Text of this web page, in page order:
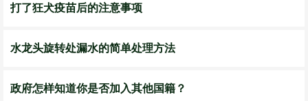
打了狂犬疫苗后的注意事项
水龙头旋转处漏水的简单处理方法
政府怎样知道你是否加入其他国籍？